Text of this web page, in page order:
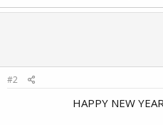
#2
HAPPY NEW